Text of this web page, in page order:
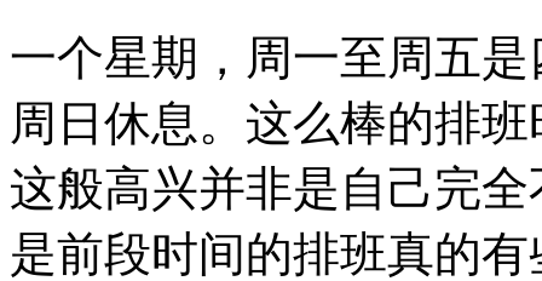
一个星期，周一至周五
周日休息。这么棒的排
这般高兴并非是自己完
是前段时间的排班真的